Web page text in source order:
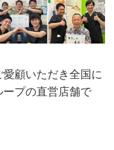
顧いただき全国に
プの直営店舗で